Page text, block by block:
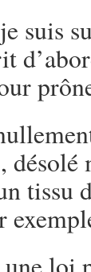
suis
tissu